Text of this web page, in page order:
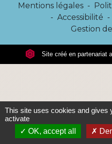
Mentions légales -
- Accessibilité -
Gestion
Site créé en partenariat
This site uses cookies and gives
activate
OK, accept all